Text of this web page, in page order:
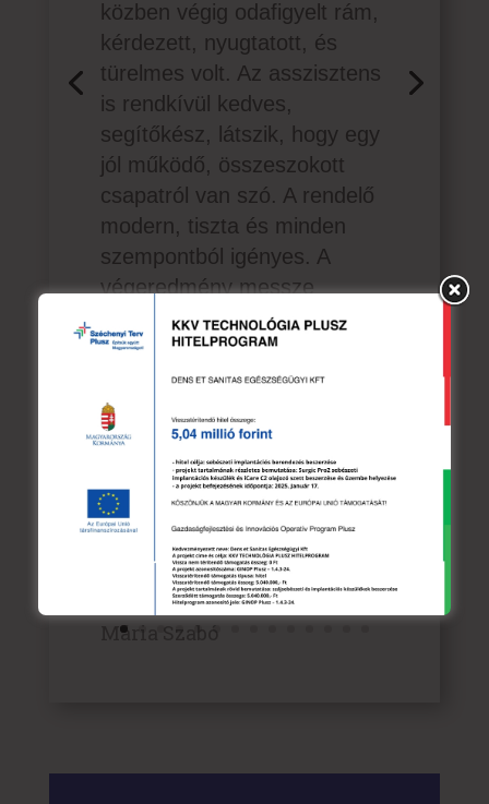
közben végig odafigyelt rám,
kérdezett, nyugtatott, és
türelmes volt. Az asszisztens
is rendkívül kedves,
segítőkész, látszik, hogy egy
jól működő, összeszokott
csapatról van szó. A rendelő
modern, tiszta és minden
szempontból igényes. A
végeredmény messze
felülmúlta az elvárásaimat –
esztétikailag és
funkcionálisan is tökéletes lett
minden. Szívből köszönöm a
gyorsaságot, az empátiát, a
profizmust és a figyelmet!
Mindenkinek ajánlom,
különösen azoknak, akik
hasonló félelmekkel
érkeznek, mint én!"
Mária Szabó